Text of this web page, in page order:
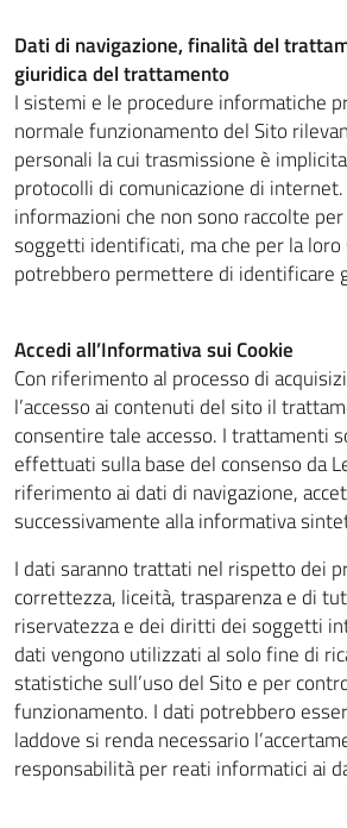
Dati di navigazione, finalità del
giuridica del trattamento
I sistemi e le procedure informatiche
normale funzionamento del Sito
personali la cui trasmissione è
protocolli di comunicazione di
informazioni che non sono raccolte
soggetti identificati, ma che per la
potrebbero permettere di identificare
Accedi all’Informativa sui Cookie
Con riferimento al processo di
l’accesso ai contenuti del sito il
consentire tale accesso. I trattamenti
effettuati sulla base del consenso da
riferimento ai dati di navigazione,
successivamente alla informativa
I dati saranno trattati nel rispetto dei
correttezza, liceità, trasparenza e di
riservatezza e dei diritti dei soggetti
dati vengono utilizzati al solo fine di
statistiche sull’uso del Sito e per
funzionamento. I dati potrebbero
laddove si renda necessario
responsabilità per reati informatici ai